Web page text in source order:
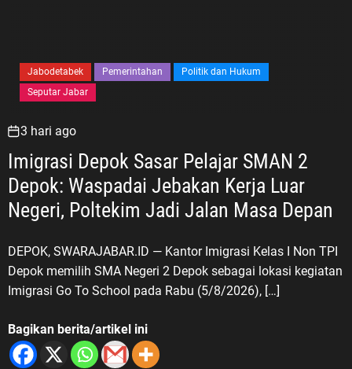
Jabodetabek Pemerintahan
Politik dan Hukum
Seputar Jabar
3 hari ago
Imigrasi Depok Sasar Pelajar SMAN 2
Depok: Waspadai Jebakan Kerja Luar
DEPOK, SWARAJABAR.ID — Kantor Imigrasi Kelas I Non TPI
Depok memilih SMA Negeri 2 Depok sebagai lokasi kegiatan
Imigrasi Go To School pada Rabu (5/8/2026), […]
Bagikan berita/artikel ini